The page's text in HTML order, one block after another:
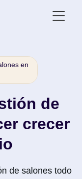
en
de
crecer
de salones todo